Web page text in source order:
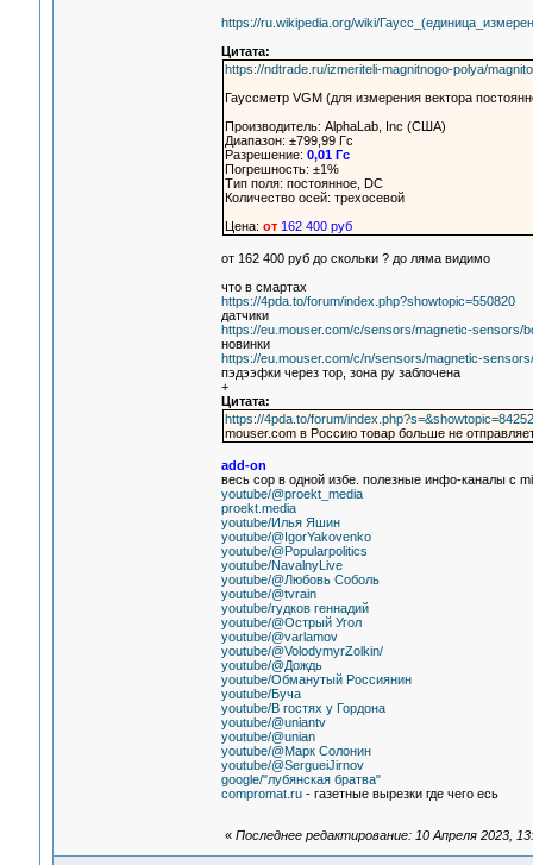
https://ru.wikipedia.org/wiki/
Цитата:
https://ndtrade.ru/izmeriteli-magnitnogo-polya/
Гауссметр VGM (для измерения вектора
Производитель: AlphaLab, Inc (США)
Диапазон: ±799,99 Гс
Разрешение: 0,01 Гс
Погрешность: ±1%
Тип поля: постоянное, DC
Количество осей: трехосевой
Цена: от 162 400 руб
от 162 400 руб до скольки ? до ляма видимо
что в смартах
https://4pda.to/forum/index.php?showtopic=550820
датчики
https://eu.mouser.com/c/sensors/magnetic-sensors/
новинки
https://eu.mouser.com/c/n/sensors/magnetic-
пэдээфки через тор, зона ру заблочена
+
Цитата:
https://4pda.to/forum/
mouser.com в Россию товар больше не
add-on
весь сор в одной избе. полезные инфо-каналы с
youtube/@proekt_media
proekt.media
youtube/Илья Яшин
youtube/@IgorYakovenko
youtube/@Popularpolitics
youtube/NavalnyLive
youtube/@Любовь Соболь
youtube/@tvrain
youtube/гудков геннадий
youtube/@Острый Угол
youtube/@varlamov
youtube/@VolodymyrZolkin/
youtube/@Дождь
youtube/Обманутый Россиянин
youtube/Буча
youtube/В гостях у Гордона
youtube/@uniantv
youtube/@unian
youtube/@Марк Солонин
youtube/@SergueiJirnov
google/"лубянская братва"
compromat.ru- газетные вырезки где чего есь
« Последнее редактирование: 10 Апреля 2023,